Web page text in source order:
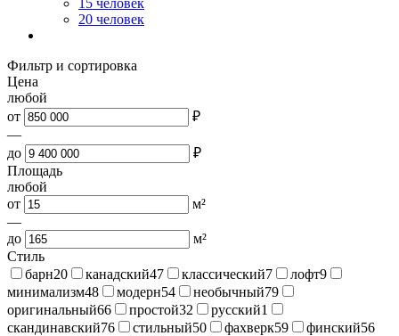
20 человек
Фильтр и сортировка
Цена
любой
от
₽
—
до
₽
Площадь
любой
от
м²
—
до
м²
Стиль
барн20 канадский47 классический7 лофт9
минимализм48 модерн54 необычный79
оригинальный66 простой32 русский1
скандинавский76 стильный50 фахверк59 финский56